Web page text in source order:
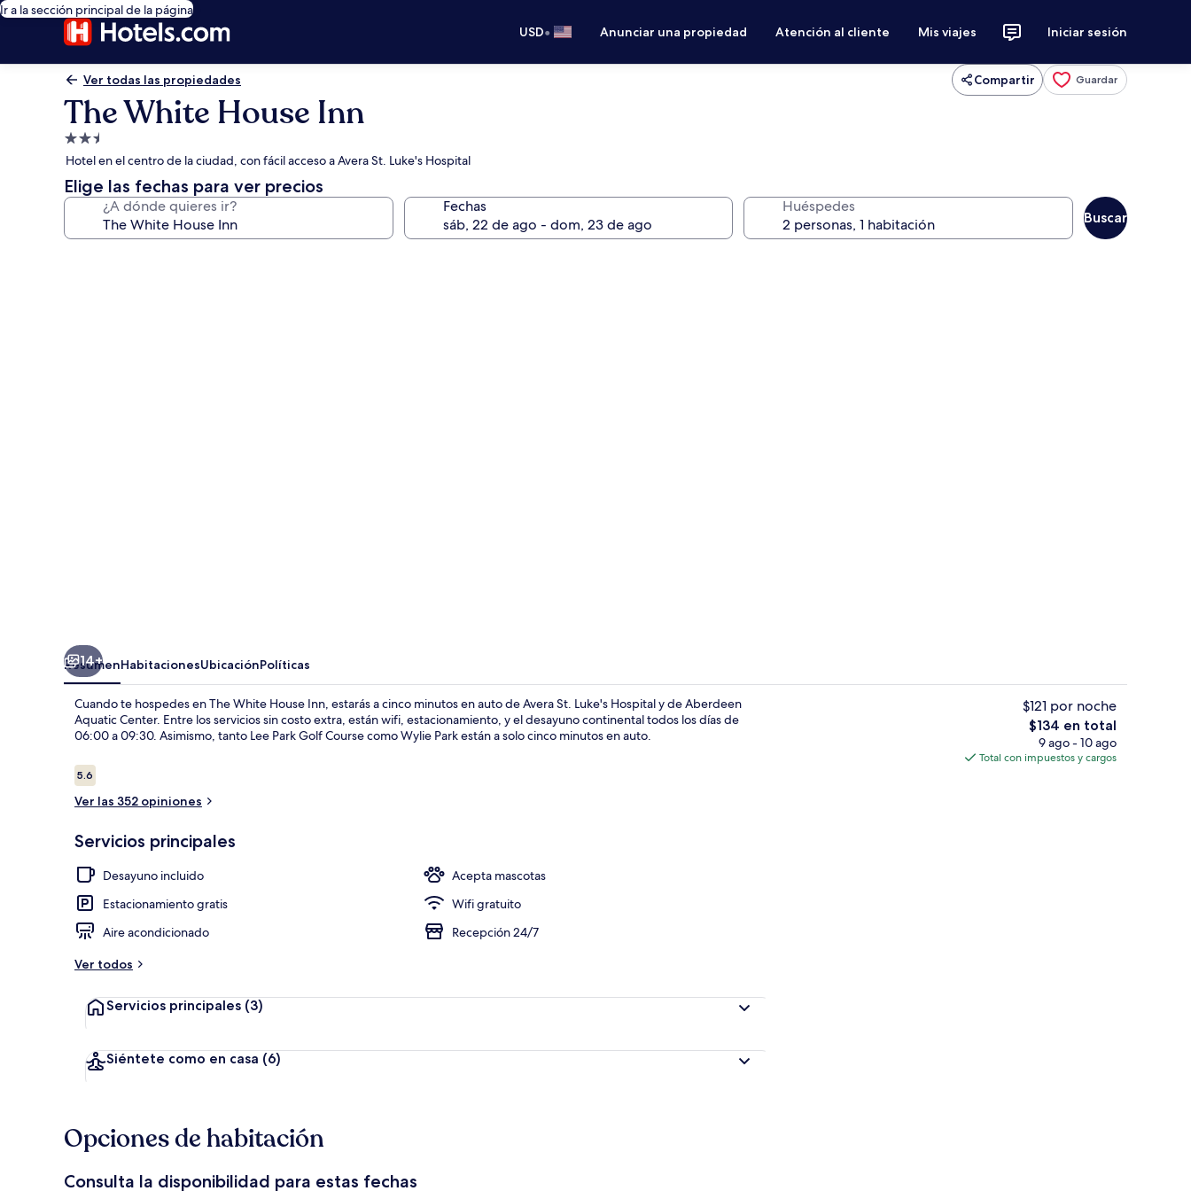
Ir a la sección principal de la página
USD• Anunciar una propiedad Atención al cliente Mis viajes Iniciar sesión
Ver todas las propiedades Compartir Guardar
The White House Inn
Propiedad
de
2.5
estrellas
Hotel en el centro de la ciudad, con fácil acceso a Avera St. Luke's Hospital
Elige las fechas para ver precios
¿A dónde quieres ir? Fechas Huéspedes
Buscar
Lugar de interés
14+
ResumenHabitacionesUbicaciónPolíticas
Cuando te hospedes en The White House Inn, estarás a cinco minutos en auto de Avera St. Luke's Hospital y de Aberdeen
Aquatic Center. Entre los servicios sin costo extra, están wifi, estacionamiento, y el desayuno continental todos los días de
06:00 a 09:30. Asimismo, tanto Lee Park Golf Course como Wylie Park están a solo cinco minutos en auto.
Opiniones
5.65.6 de 10,
Ver las 352 opiniones
Servicios principales
Desayuno incluido
Acepta mascotas
Estacionamiento gratis
Wifi gratuito
Aire acondicionado
Recepción 24/7
Ver todos
Servicios principales (3)
Siéntete como en casa (6)
$121 por noche
El
precio
total
$134 en total
9 ago - 10 ago
Total con impuestos y cargos
Opciones de habitación
Consulta la disponibilidad para estas fechas